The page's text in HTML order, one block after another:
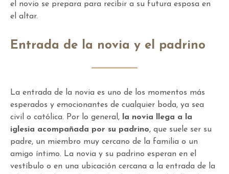
el novio se prepara para recibir a su futura esposa en
el altar.
Entrada de la novia y el padrino
La entrada de la novia es uno de los momentos más
esperados y emocionantes de cualquier boda, ya sea
civil o católica. Por lo general, la novia llega a la
iglesia acompañada por su padrino, que suele ser su
padre, un miembro muy cercano de la familia o un
amigo íntimo. La novia y su padrino esperan en el
vestíbulo o en una ubicación cercana a la entrada de la